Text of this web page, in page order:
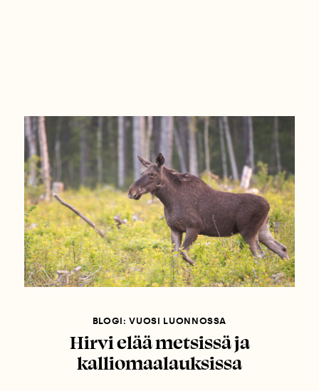
BLOGI: VUOSI LUONNOSSA
Hirvi elää metsissä ja
kalliomaalauksissa